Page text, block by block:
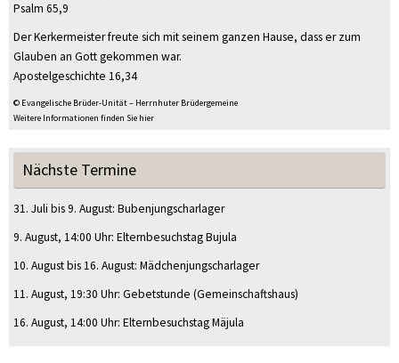
Psalm 65,9
Der Kerkermeister freute sich mit seinem ganzen Hause, dass er zum
Glauben an Gott gekommen war.
Apostelgeschichte 16,34
© Evangelische Brüder-Unität – Herrnhuter Brüdergemeine
Weitere Informationen finden Sie hier
Nächste Termine
31. Juli bis9. August: Bubenjungscharlager
9. August, 14:00 Uhr: Elternbesuchstag Bujula
10. Augustbis16. August: Mädchenjungscharlager
11. August, 19:30 Uhr: Gebetstunde (Gemeinschaftshaus)
16. August, 14:00 Uhr: Elternbesuchstag Mäjula